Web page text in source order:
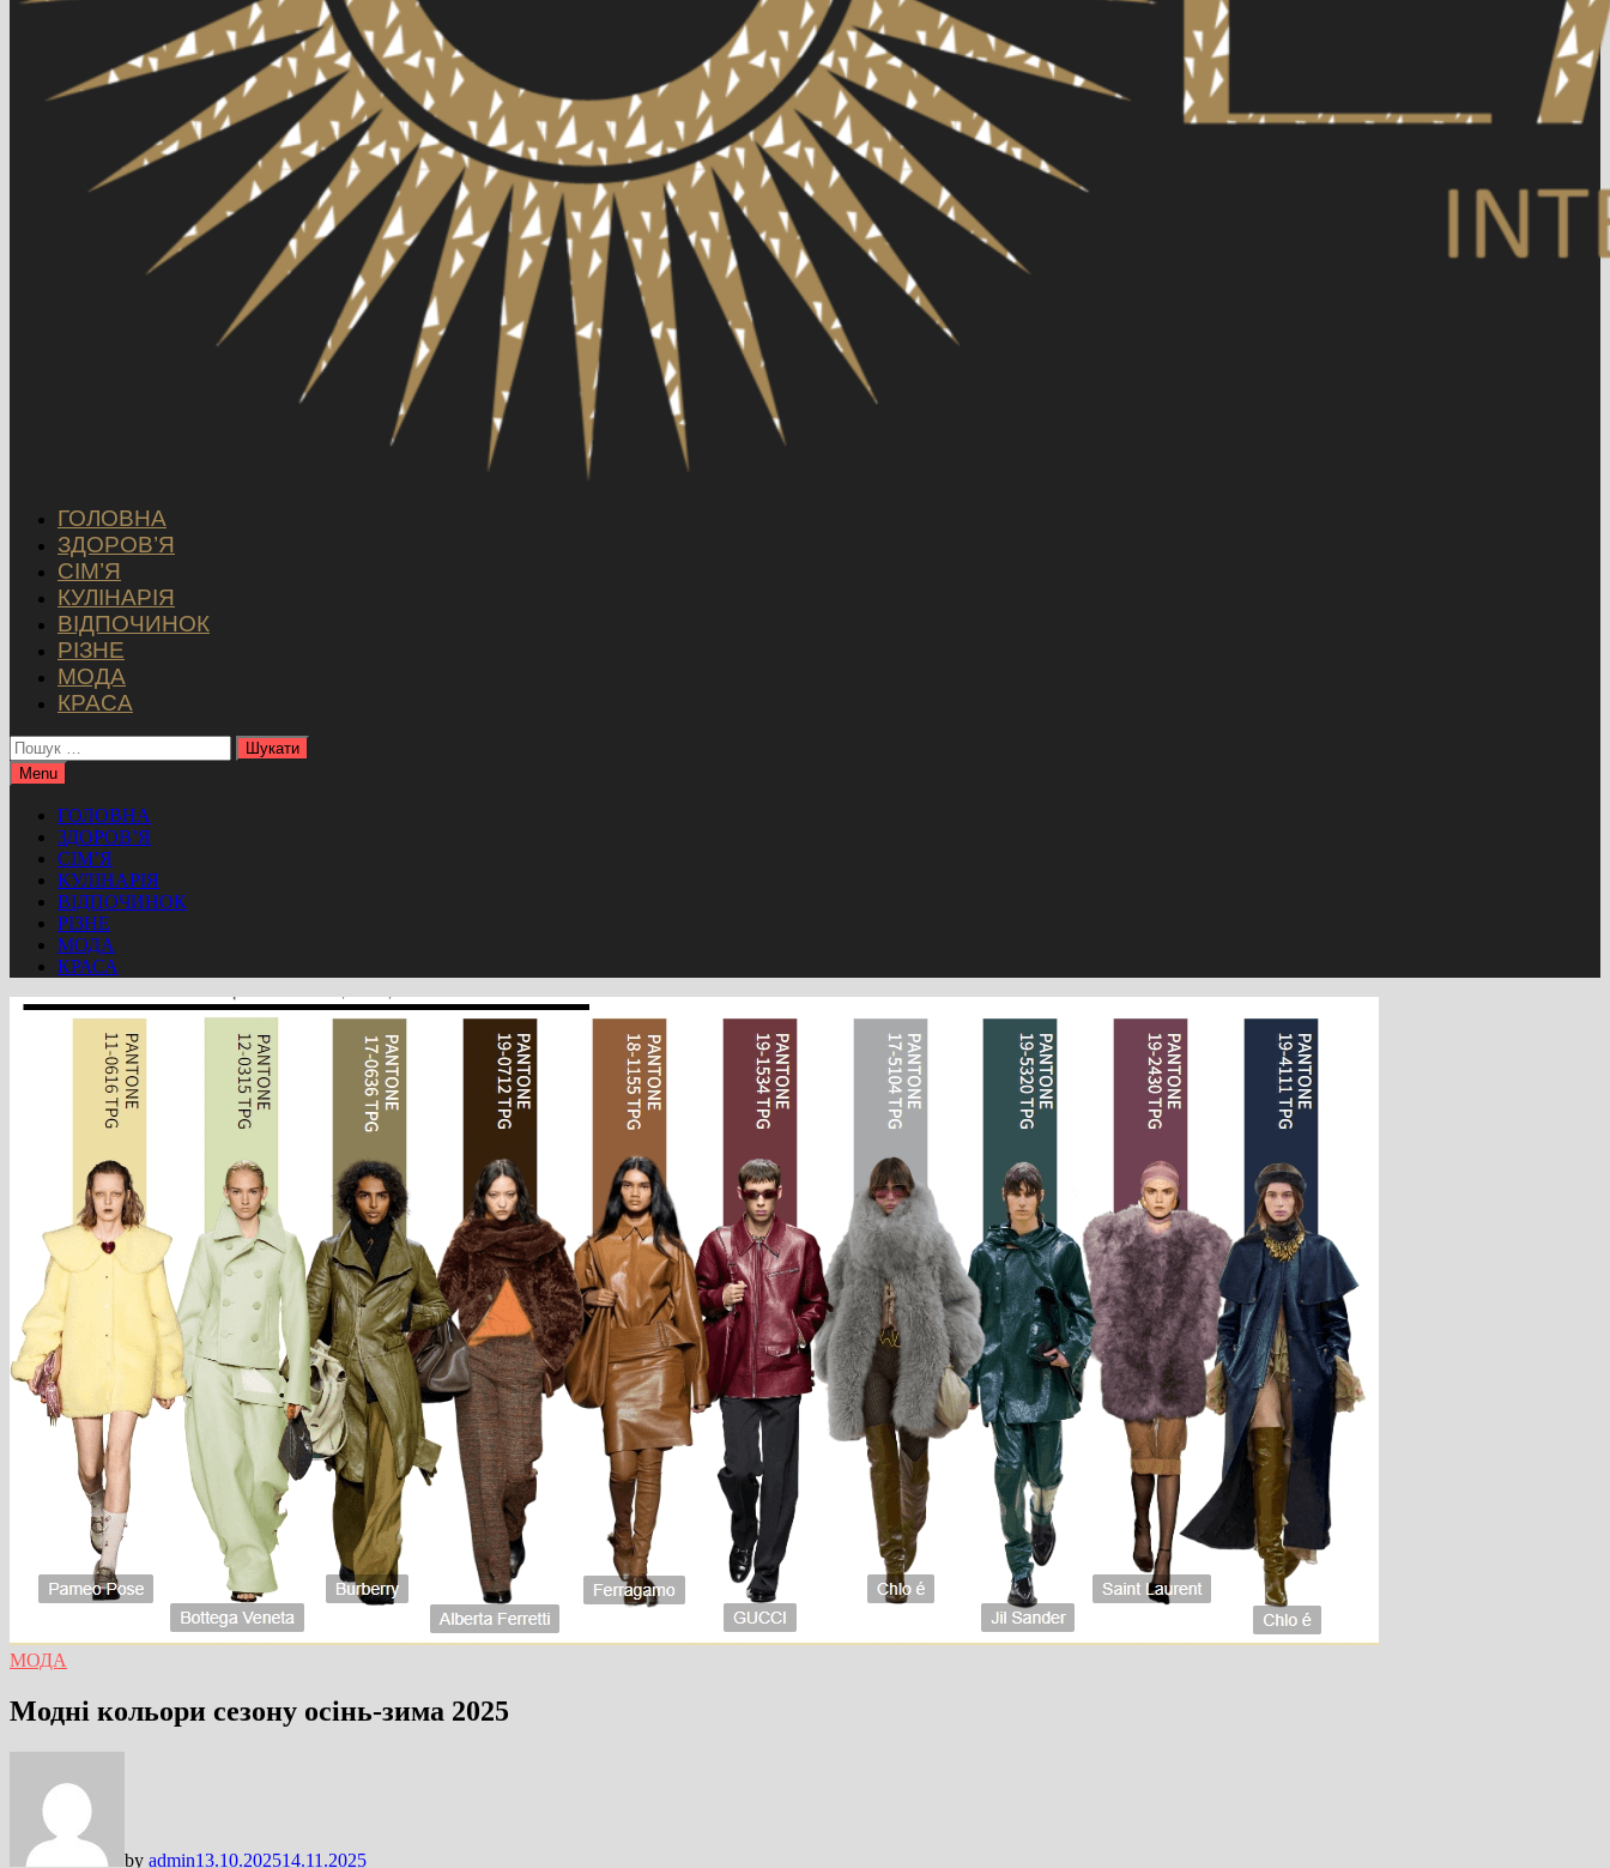
ГОЛОВНА
ЗДОРОВ’Я
СІМ’Я
КУЛІНАРІЯ
ВІДПОЧИНОК
РІЗНЕ
МОДА
КРАСА
Пошук:
Menu
ГОЛОВНА
ЗДОРОВ’Я
СІМ’Я
КУЛІНАРІЯ
ВІДПОЧИНОК
РІЗНЕ
МОДА
КРАСА
МОДА
Модні кольори сезону осінь-зима 2025
by admin13.10.202514.11.2025